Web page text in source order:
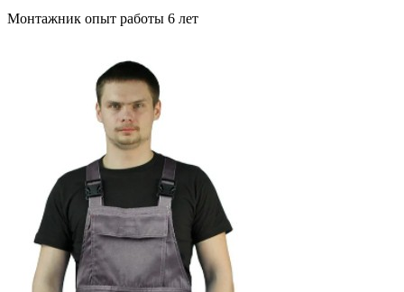
Монтажник опыт работы 6 лет